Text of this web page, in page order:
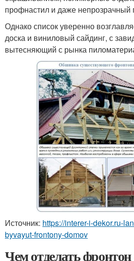
профнастил и даже непрозрачный
Однако список уверенно
доска и виниловый сайдинг, с
вытесняющий с рынка
Источник: https://interer-i-dekor.ru-
byvayut-frontony-domov
Чем отделать